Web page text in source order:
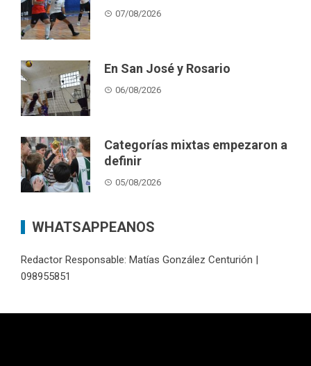
07/08/2026
En San José y Rosario
06/08/2026
Categorías mixtas empezaron a
definir
05/08/2026
WHATSAPPEANOS
Redactor Responsable: Matías González Centurión |
098955851